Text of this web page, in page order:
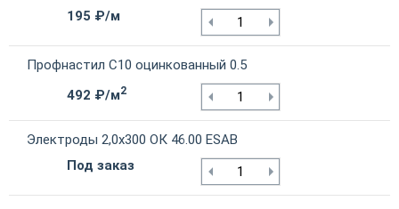
195 ₽/м
Профнастил С10 оцинкованный 0.5
492 ₽/м2
Электроды 2,0х300 ОК 46.00 ESAB
Под заказ